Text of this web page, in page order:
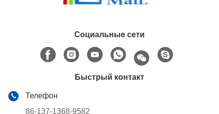
Социальные сети
Быстрый контакт
Телефон
86-137-1368-9582